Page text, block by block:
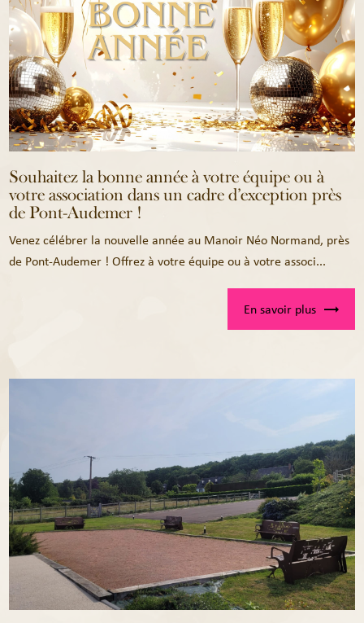
Souhaitez la bonne année à votre équipe ou à
votre association dans un cadre d’exception près
de Pont-Audemer !
Venez célébrer la nouvelle année au Manoir Néo Normand, près
de Pont-Audemer ! Offrez à votre équipe ou à votre associ...
En savoir plus